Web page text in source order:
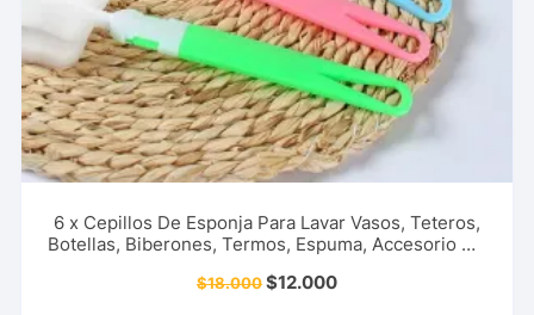
6 x Cepillos De Esponja Para Lavar Vasos, Teteros,
Botellas, Biberones, Termos, Espuma, Accesorio De
$18.000$12.000